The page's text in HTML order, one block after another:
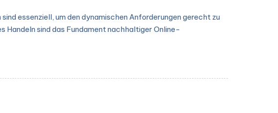
essenziell, um den dynamischen Anforderungen gerecht zu
sind das Fundament nachhaltiger Online-